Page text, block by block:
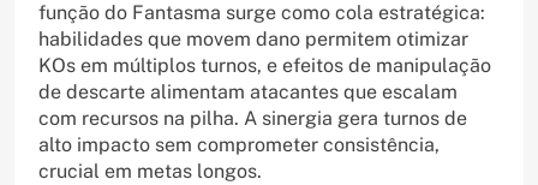
função do Fantasma surge como cola estratégica:
habilidades que movem dano permitem otimizar
KOs em múltiplos turnos, e efeitos de manipulação
de descarte alimentam atacantes que escalam
com recursos na pilha. A sinergia gera turnos de
alto impacto sem comprometer consistência,
crucial em metas longos.